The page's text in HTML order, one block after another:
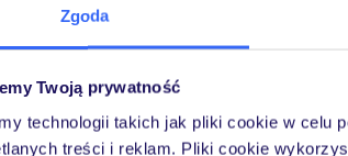
Zgoda
Twoją prywatność
technologii takich jak pliki cookie w celu
treści i reklam. Pliki cookie
Największe biuro podróży
Hotel Pokoje